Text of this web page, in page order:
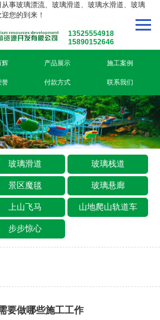
事玻璃漂流、玻璃滑道、玻璃水滑道、玻璃
您的到来！
13525554918
15890152646
辉 产品展示 施工案例
誉 付款方式 联系我们
玻璃滑道 玻璃栈道
景区魔毯 玻璃悬廊
上山飞马 山地爬山轨道车
步步惊心
要做哪些施工工作